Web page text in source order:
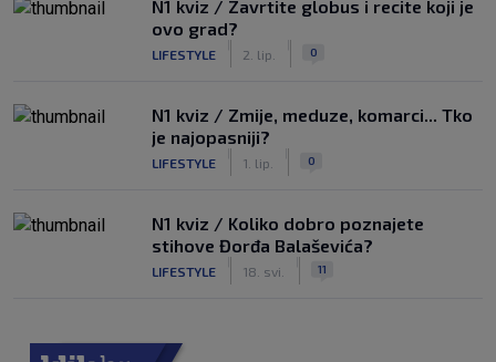
N1 kviz / Zavrtite globus i recite koji je
ovo grad?
LIFESTYLE 2. lip. 0
N1 kviz / Zmije, meduze, komarci... Tko
je najopasniji?
LIFESTYLE 1. lip. 0
N1 kviz / Koliko dobro poznajete
stihove Đorđa Balaševića?
LIFESTYLE 18. svi. 11